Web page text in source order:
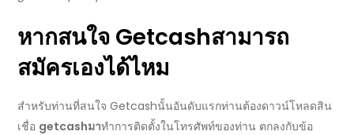
หากสนใจ Getcashสามารถ
สมัครเองได้ไหม
สำหรับท่านที่สนใจ Getcashนั้นอันดับแรกท่านต้องดาวน์โหลดสิน
เชื่อ getcashมาทำการติดตั้งในโทรศัพท์ของท่าน ตกลงกับข้อ